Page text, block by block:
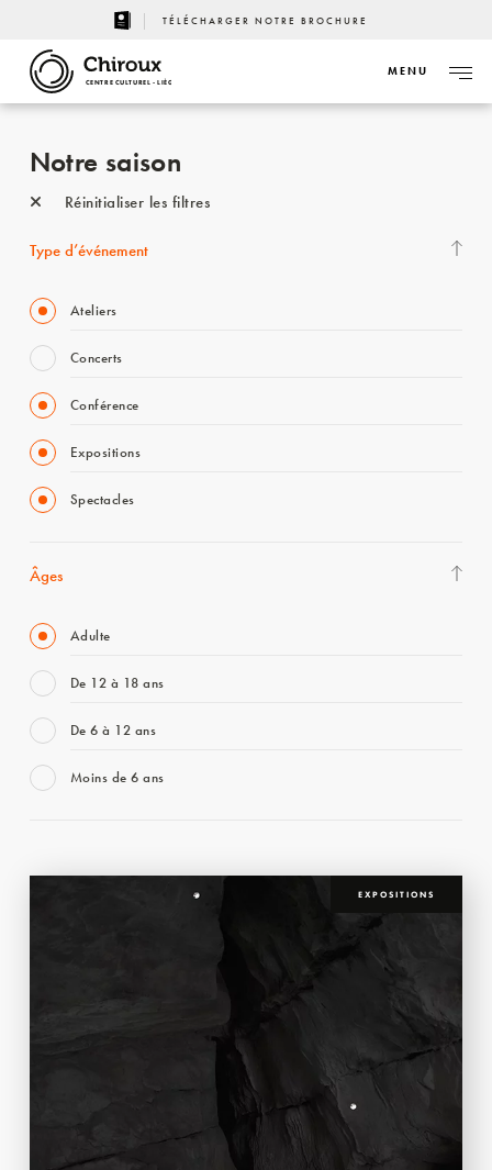
TÉLÉCHARGER NOTRE BROCHURE
CENTRE CULTUREL - LIÈGE
MENU
Notre saison
Réinitialiser les filtres
Type d’événement
Ateliers
Concerts
Conférence
Expositions
Spectacles
Âges
Adulte
De 12 à 18 ans
De 6 à 12 ans
Moins de 6 ans
EXPOSITIONS